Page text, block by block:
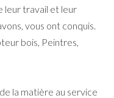
leur travail et leur
vous ont conquis.
bois, Peintres,
la matière au service